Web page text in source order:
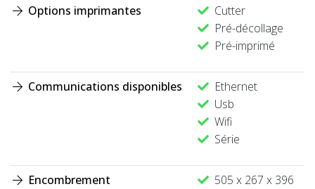
Options imprimantes
Cutter
Pré-décollage
Pré-imprimé
Communications disponibles
Ethernet
Usb
Wifi
Série
Encombrement
505 x 267 x 396